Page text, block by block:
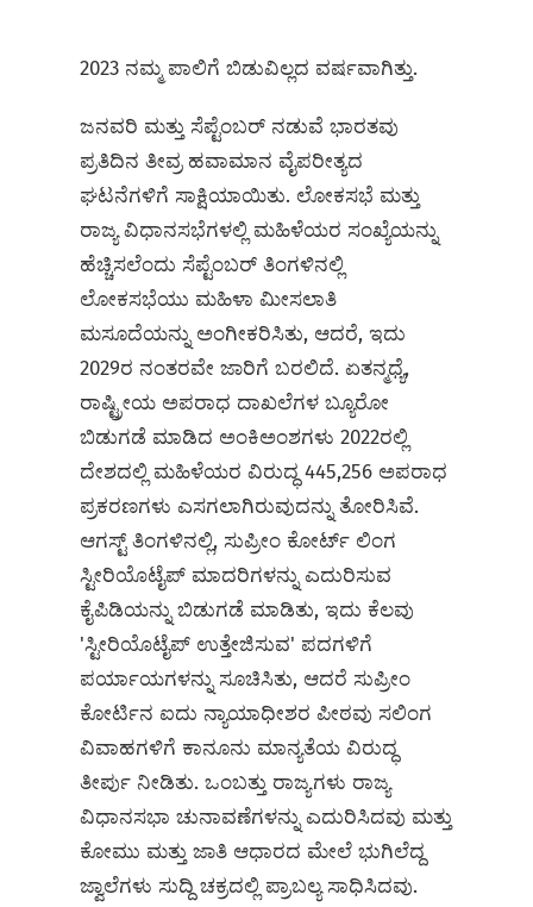
2023 ನಮ್ಮ ಪಾಲಿಗೆ ಬಿಡುವಿಲ್ಲದ ವರ್ಷವಾಗಿತ್ತು.
ಜನವರಿ ಮತ್ತು ಸೆಪ್ಟೆಂಬರ್ ನಡುವೆ ಭಾರತವು
ಪ್ರತಿದಿನ ತೀವ್ರ ಹವಾಮಾನ ವೈಪರೀತ್ಯದ
ಘಟನೆಗಳಿಗೆ ಸಾಕ್ಷಿಯಾಯಿತು. ಲೋಕಸಭೆ ಮತ್ತು
ರಾಜ್ಯ ವಿಧಾನಸಭೆಗಳಲ್ಲಿ ಮಹಿಳೆಯರ ಸಂಖ್ಯೆಯನ್ನು
ಹೆಚ್ಚಿಸಲೆಂದು ಸೆಪ್ಟೆಂಬರ್ ತಿಂಗಳಿನಲ್ಲಿ
ಲೋಕಸಭೆಯು ಮಹಿಳಾ ಮೀಸಲಾತಿ
ಮಸೂದೆಯನ್ನು ಅಂಗೀಕರಿಸಿತು, ಆದರೆ, ಇದು
2029ರ ನಂತರವೇ ಜಾರಿಗೆ ಬರಲಿದೆ. ಏತನ್ಮಧ್ಯೆ,
ರಾಷ್ಟ್ರೀಯ ಅಪರಾಧ ದಾಖಲೆಗಳ ಬ್ಯೂರೋ
ಬಿಡುಗಡೆ ಮಾಡಿದ ಅಂಕಿಅಂಶಗಳು 2022ರಲ್ಲಿ
ದೇಶದಲ್ಲಿ ಮಹಿಳೆಯರ ವಿರುದ್ಧ 445,256 ಅಪರಾಧ
ಪ್ರಕರಣಗಳು ಎಸಗಲಾಗಿರುವುದನ್ನು ತೋರಿಸಿವೆ.
ಆಗಸ್ಟ್‌ ತಿಂಗಳಿನಲ್ಲಿ, ಸುಪ್ರೀಂ ಕೋರ್ಟ್ ಲಿಂಗ
ಸ್ಟೀರಿಯೊಟೈಪ್‌ ಮಾದರಿಗಳನ್ನು ಎದುರಿಸುವ
ಕೈಪಿಡಿಯನ್ನು ಬಿಡುಗಡೆ ಮಾಡಿತು, ಇದು ಕೆಲವು
'ಸ್ಟೀರಿಯೊಟೈಪ್ ಉತ್ತೇಜಿಸುವ' ಪದಗಳಿಗೆ
ಪರ್ಯಾಯಗಳನ್ನು ಸೂಚಿಸಿತು, ಆದರೆ ಸುಪ್ರೀಂ
ಕೋರ್ಟಿನ ಐದು ನ್ಯಾಯಾಧೀಶರ ಪೀಠವು ಸಲಿಂಗ
ವಿವಾಹಗಳಿಗೆ ಕಾನೂನು ಮಾನ್ಯತೆಯ ವಿರುದ್ಧ
ತೀರ್ಪು ನೀಡಿತು. ಒಂಬತ್ತು ರಾಜ್ಯಗಳು ರಾಜ್ಯ
ವಿಧಾನಸಭಾ ಚುನಾವಣೆಗಳನ್ನು ಎದುರಿಸಿದವು ಮತ್ತು
ಕೋಮು ಮತ್ತು ಜಾತಿ ಆಧಾರದ ಮೇಲೆ ಭುಗಿಲೆದ್ದ
ಜ್ವಾಲೆಗಳು ಸುದ್ದಿ ಚಕ್ರದಲ್ಲಿ ಪ್ರಾಬಲ್ಯ ಸಾಧಿಸಿದವು.